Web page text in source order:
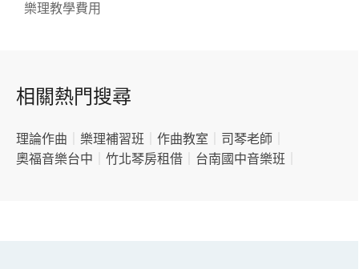
樂理教學費用
相關熱門搜尋
理論作曲 樂理補習班 作曲教室 司琴老師
奧福音樂台中
竹北琴房租借 台南國中音樂班